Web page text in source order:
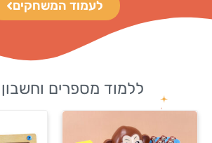
לעמוד המשחקים
ללמוד מספרים